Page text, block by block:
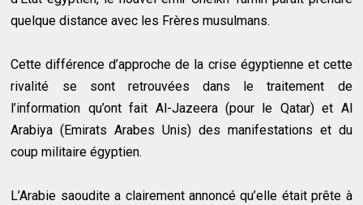
quelque distance avec les Frères musulmans.
Cette différence d’approche de la crise égyptienne et cette
rivalité se sont retrouvées dans le traitement de
l’information qu’ont fait Al-Jazeera (pour le Qatar) et Al
Arabiya (Emirats Arabes Unis) des manifestations et du
coup militaire égyptien.
L’Arabie saoudite a clairement annoncé qu’elle était prête à